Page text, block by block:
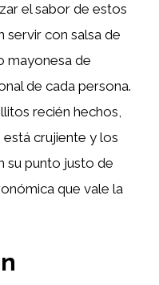
el sabor de estos
servir con salsa de
mayonesa de
de cada persona.
recién hechos,
crujiente y los
su punto justo de
que vale la